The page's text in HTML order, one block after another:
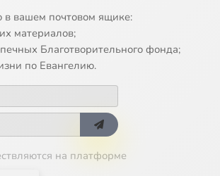
вашем почтовом ящике:
материалов;
Благотворительного фонда;
по Евангелию.
на платформе